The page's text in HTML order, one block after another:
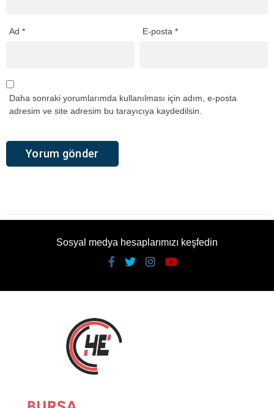
Ad * E-posta*
Daha sonraki yorumlarımda kullanılması için adım, e-posta
adresim ve site adresim bu tarayıcıya kaydedilsin.
Sosyal medya hesaplarımızı keşfedin